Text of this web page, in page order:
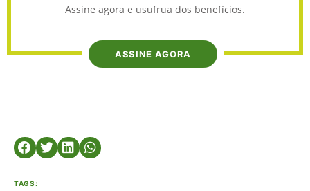
Assine agora e usufrua dos benefícios.
ASSINE AGORA
TAGS: